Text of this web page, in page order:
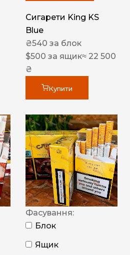
Сигарети King KS
Blue
₴540 за блок
$500 за ящик≈ 22 500
₴
Купити
Фасування:
Блок
Ящик